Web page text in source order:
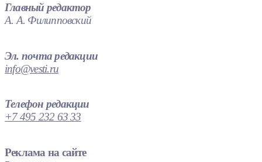
Главный редактор
А. А. Филипповский
Эл. почта редакции
info@vesti.ru
Телефон редакции
+7 495 232 63 33
Реклама на сайте